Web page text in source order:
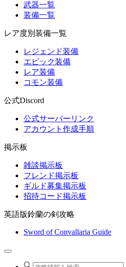
武器一覧
装備一覧
レア度別装備一覧
レジェンド装備
エピック装備
レア装備
コモン装備
公式Discord
公式サーバーリンク
アカウント作成手順
掲示板
雑談掲示板
フレンド掲示板
ギルド募集掲示板
招待コード掲示板
英語版鈴蘭の剣攻略
Sword of Convallaria Guide